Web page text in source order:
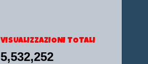
VISUALIZZAZIONI TOTALI
5,532,252